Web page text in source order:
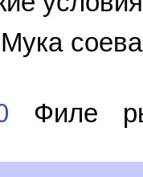
Мука
Филе